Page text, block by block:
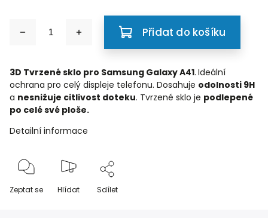
Přidat do košíku
3D Tvrzené sklo pro Samsung Galaxy A41. Ideální
ochrana pro celý displeje telefonu. Dosahuje odolnosti 9H
a nesnižuje citlivost doteku. Tvrzené sklo je podlepené
po celé své ploše.
Detailní informace
Zeptat se Hlídat Sdílet